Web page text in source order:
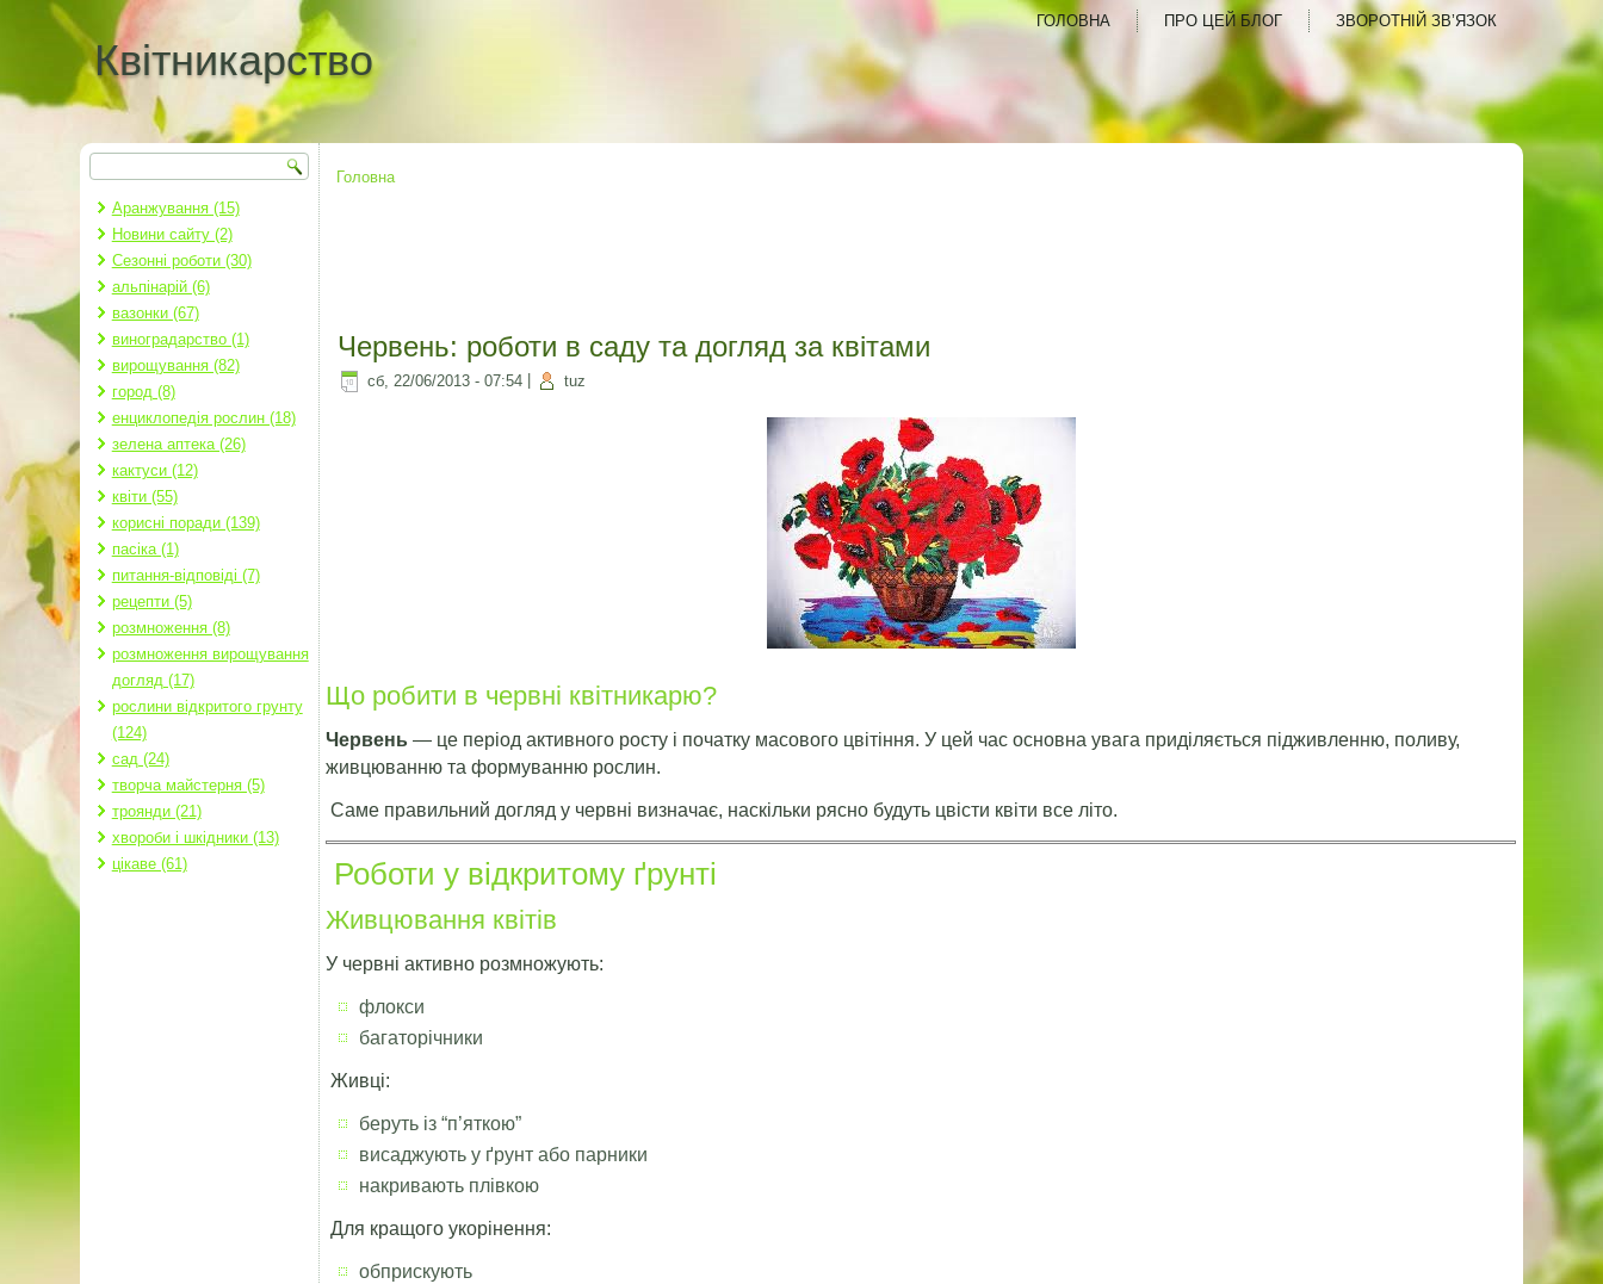
Квітникарство
ГОЛОВНА ПРО ЦЕЙ БЛОГ ЗВОРОТНІЙ ЗВ’ЯЗОК
Пошукова форма
Пошук
Аранжування (15)
Новини сайту (2)
Сезонні роботи (30)
альпінарій (6)
вазонки (67)
виноградарство (1)
вирощування (82)
город (8)
енциклопедія рослин (18)
зелена аптека (26)
кактуси (12)
квіти (55)
корисні поради (139)
пасіка (1)
питання-відповіді (7)
рецепти (5)
розмноження (8)
розмноження вирощування
догляд (17)
рослини відкритого грунту
(124)
сад (24)
творча майстерня (5)
троянди (21)
хвороби і шкідники (13)
цікаве (61)
Ви є тут
Головна
Червень: роботи в саду та догляд за квітами
сб, 22/06/2013 - 07:54 tuz
Що робити в червні квітникарю?
Червень — це період активного росту і початку масового цвітіння. У цей час основна увага приділяється підживленню, поливу,
живцюванню та формуванню рослин.
Саме правильний догляд у червні визначає, наскільки рясно будуть цвісти квіти все літо.
Роботи у відкритому ґрунті
Живцювання квітів
У червні активно розмножують:
флокси
багаторічники
Живці:
беруть із “п’яткою”
висаджують у ґрунт або парники
накривають плівкою
Для кращого укорінення:
обприскують